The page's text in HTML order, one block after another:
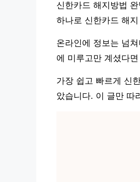
신한카드 해지방법
하나로 신한카드 해
온라인에 정보는 넘
에 미루고만 계셨다
가장 쉽고 빠르게 신
았습니다. 이 글만 따